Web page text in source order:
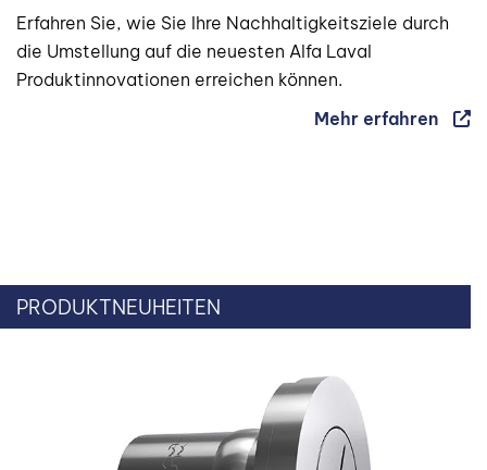
Erfahren Sie, wie Sie Ihre Nachhaltigkeitsziele durch
die Umstellung auf die neuesten Alfa Laval
Produktinnovationen erreichen können.
Mehr erfahren
PRODUKTNEUHEITEN